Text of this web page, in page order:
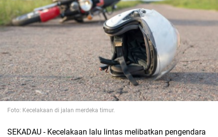
Foto: Kecelakaan di jalan merdeka timur.
SEKADAU - Kecelakaan lalu lintas melibatkan pengendara